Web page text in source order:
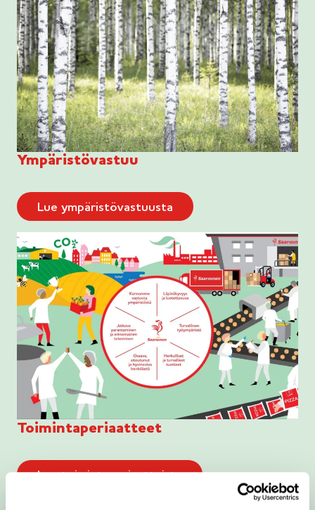
Ympäristövastuu
Lue ympäristövastuusta
Toimintaperiaatteet
Lue toimintaperiaatteista